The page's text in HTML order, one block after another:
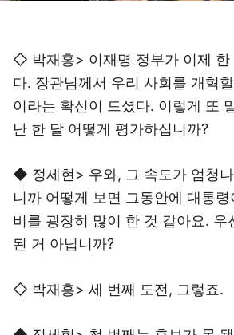
◇ 박재홍> 이재명 정부가 이제 한
다. 장관님께서 우리 사회를 개혁
이라는 확신이 드셨다. 이렇게 또
난 한 달 어떻게 평가하십니까?
◆ 정세현> 우와, 그 속도가 엄청
니까 어떻게 보면 그동안에 대통
비를 굉장히 많이 한 것 같아요. 우
된 거 아닙니까?
◇ 박재홍> 세 번째 도전, 그렇죠.